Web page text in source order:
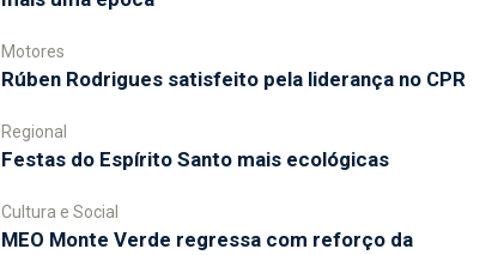
Motores
Rúben Rodrigues satisfeito pela liderança no CPR
Regional
Festas do Espírito Santo mais ecológicas
Cultura e Social
MEO Monte Verde regressa com reforço da